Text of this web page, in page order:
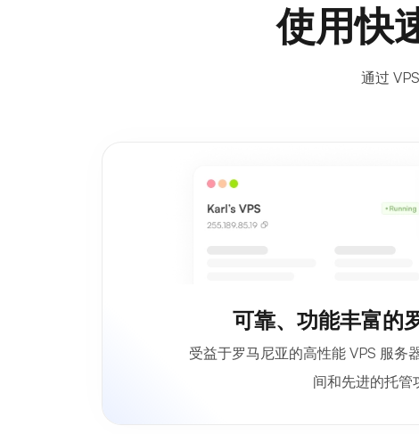
使用快
通过
可靠、功能丰富的
受益于罗马尼亚的高性能 VPS 服务
间和先进的托管